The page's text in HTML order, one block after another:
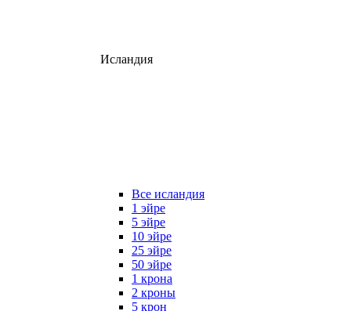
Исландия
Все исландия
1 эйре
5 эйре
10 эйре
25 эйре
50 эйре
1 крона
2 кроны
5 крон